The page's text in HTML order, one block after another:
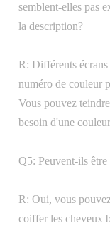
semblent-elles pas
la description?
R: Différents
numéro de couleur
Vous pouvez
besoin d'une
Q5: Peuvent-ils être
R: Oui, vous
coiffer les cheveux